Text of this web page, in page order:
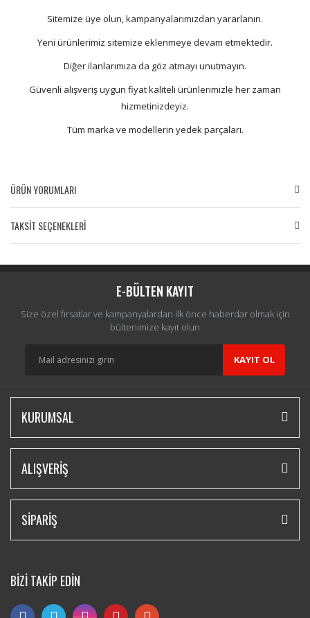
Sitemize üye olun, kampanyalarımızdan yararlanın.
Yeni ürünlerimiz sitemize eklenmeye devam etmektedir.
Diğer ilanlarımıza da göz atmayı unutmayın.
Güvenli alışveriş uygun fiyat kaliteli ürünlerimizle her zaman
hizmetinizdeyiz.
Tüm marka ve modellerin yedek parçaları.
ÜRÜN YORUMLARI
Yorum Yaz
TAKSİT SEÇENEKLERİ
E-BÜLTEN KAYIT
Size özel fırsatlar ve kampanyalardan ilk önce haberdar olmak için
bültenimize kayıt olun
KAYIT OL
KURUMSAL
ALIŞVERİŞ
SİPARİŞ
BİZİ TAKİP EDİN